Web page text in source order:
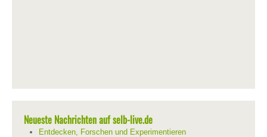
Neueste Nachrichten auf selb-live.de
Entdecken, Forschen und Experimentieren